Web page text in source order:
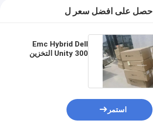
احصل على افضل سعر ل
Emc Hybrid Dell
Unity 300 التخزين
استمر